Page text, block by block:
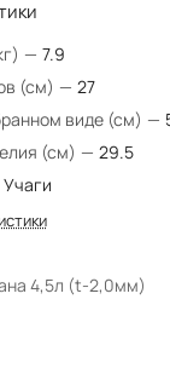
— 7.9
(см) — 27
виде (см) —
(см) — 29.5
Учаги
4,5л (t-2,0мм)